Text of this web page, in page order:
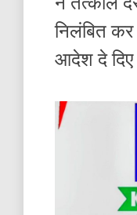
निलंबित
आदेश दे दिए